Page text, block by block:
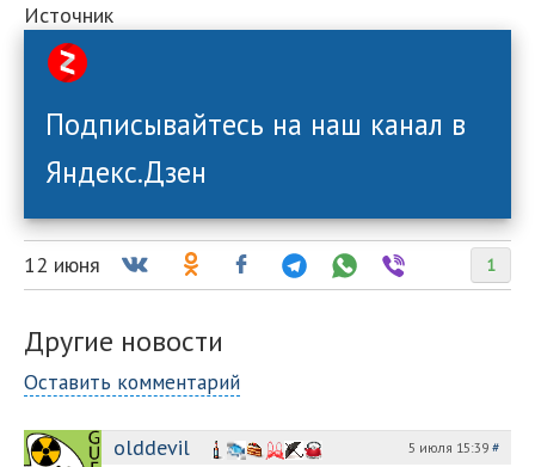
Источник
Подписывайтесь на наш канал в
Яндекс.Дзен
1
12 июня
Другие новости
Оставить комментарий
olddevil 5 июля 15:39 #